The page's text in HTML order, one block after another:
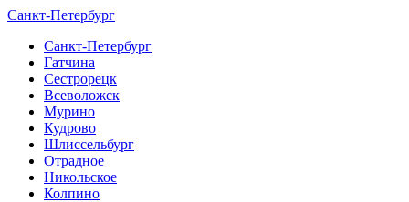
Санкт-Петербург
Санкт-Петербург
Гатчина
Сестрорецк
Всеволожск
Мурино
Кудрово
Шлиссельбург
Отрадное
Никольское
Колпино